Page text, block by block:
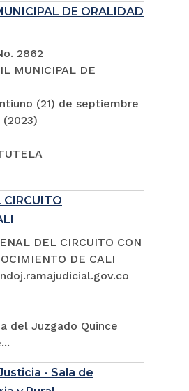
DE ORALIDAD
2862
MUNICIPAL DE
(21) de septiembre
CIRCUITO
DEL CIRCUITO CON
DE CALI
del Juzgado Quince
- Sala de